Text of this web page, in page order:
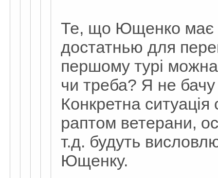
Те, що Ющенко має
достатнью для
першому турі
чи треба? Я не бачу
Конкретна ситуація
раптом ветерани,
т.д. будуть
Ющенку.